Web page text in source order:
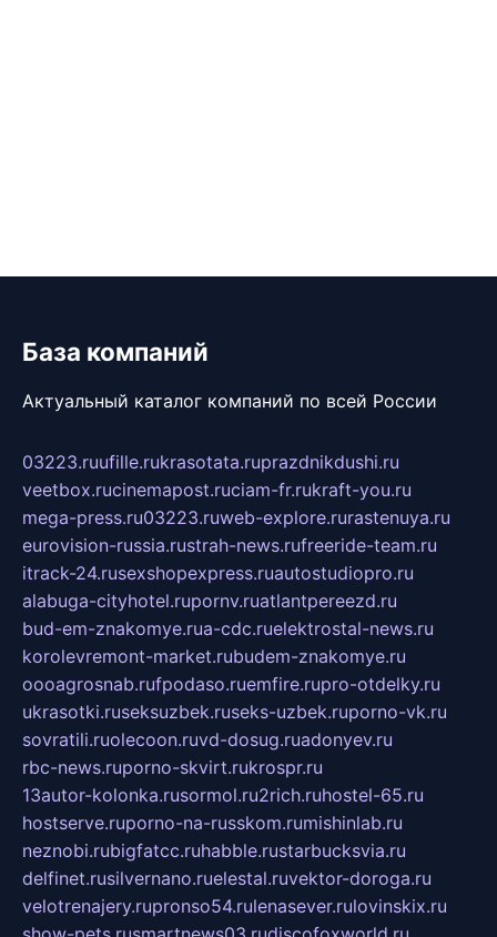
База компаний
Актуальный каталог компаний по всей России
03223.ruufille.rukrasotata.ruprazdnikdushi.ru
veetbox.rucinemapost.ruciam-fr.rukraft-you.ru
mega-press.ru03223.ruweb-explore.rurastenuya.ru
eurovision-russia.rustrah-news.rufreeride-team.ru
itrack-24.rusexshopexpress.ruautostudiopro.ru
alabuga-cityhotel.rupornv.ruatlantpereezd.ru
bud-em-znakomye.rua-cdc.ruelektrostal-news.ru
korolevremont-market.rubudem-znakomye.ru
oooagrosnab.rufpodaso.ruemfire.rupro-otdelky.ru
ukrasotki.ruseksuzbek.ruseks-uzbek.ruporno-vk.ru
sovratili.ruolecoon.ruvd-dosug.ruadonyev.ru
rbc-news.ruporno-skvirt.rukrospr.ru
13autor-kolonka.rusormol.ru2rich.ruhostel-65.ru
hostserve.ruporno-na-russkom.rumishinlab.ru
neznobi.rubigfatcc.ruhabble.rustarbucksvia.ru
delfinet.rusilvernano.ruelestal.ruvektor-doroga.ru
velotrenajery.rupronso54.rulenasever.rulovinskix.ru